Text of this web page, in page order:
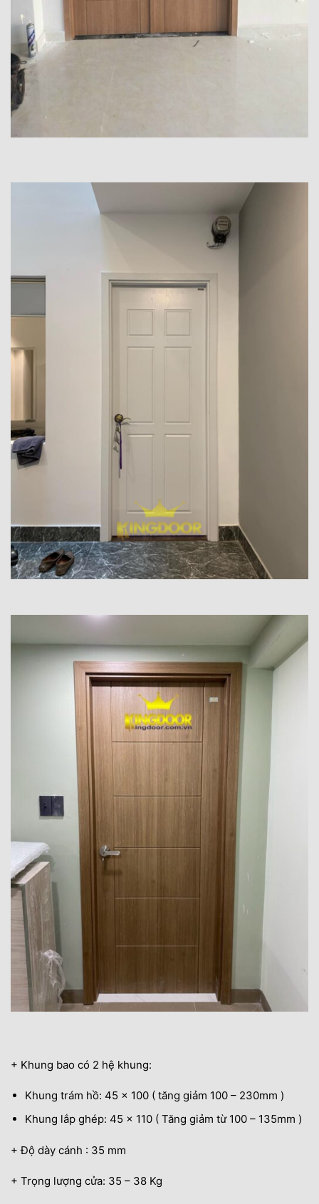
+ Khung bao có 2 hệ khung:
Khung trám hồ: 45 x 100 ( tăng giảm 100 – 230mm )
Khung lắp ghép: 45 x 110 ( Tăng giảm từ 100 – 135mm )
+ Độ dày cánh : 35 mm
+ Trọng lượng cửa: 35 – 38 Kg